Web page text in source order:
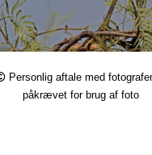
Personlig aftale med
påkrævet for brug af foto